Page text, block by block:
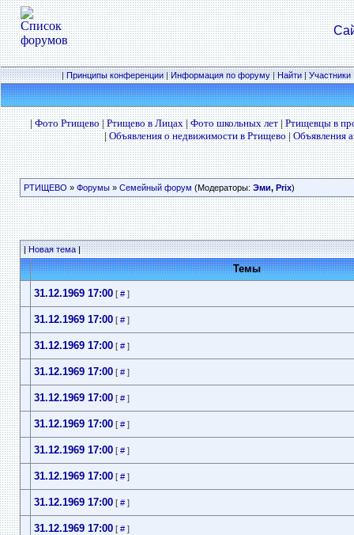
|Принципы конференции|Информация по форуму|Найти|Участники
|Фото Ртищево|Ртищево в Лицах|Фото школьных лет|Ртищевцы в
|Объявления о недвижимости в Ртищево|Объявления
РТИЩЕВО » Форумы» Семейный форум (Модераторы: Эми, Prix)
|Новая тема|
Темы
31.12.1969 17:00[ #]
31.12.1969 17:00[ #]
31.12.1969 17:00[ #]
31.12.1969 17:00[ #]
31.12.1969 17:00[ #]
31.12.1969 17:00[ #]
31.12.1969 17:00[ #]
31.12.1969 17:00[ #]
31.12.1969 17:00[ #]
31.12.1969 17:00[ #]